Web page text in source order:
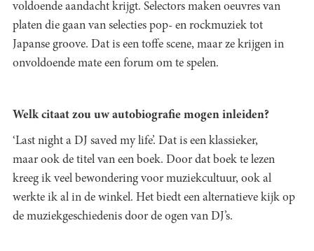
voldoende aandacht krijgt. Selectors maken oeuvres van
platen die gaan van selecties pop- en rockmuziek tot
Japanse groove. Dat is een toffe scene, maar ze krijgen in
onvoldoende mate een forum om te spelen.
Welk citaat zou uw autobiografie mogen inleiden?
‘Last night a DJ saved my life’. Dat is een klassieker,
maar ook de titel van een boek. Door dat boek te lezen
kreeg ik veel bewondering voor muziekcultuur, ook al
werkte ik al in de winkel. Het biedt een alternatieve kijk op
de muziekgeschiedenis door de ogen van DJ’s.